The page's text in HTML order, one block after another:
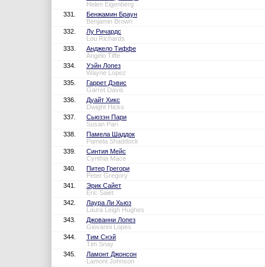
Helen Eigenberg
331.
Бенжамин Браун
Benjamin Brown
332.
Лу Ричардс
Lou Richards
333.
Анджело Тиффе
Angelo Tiffe
334.
Уэйн Лопез
Wayne Lopez
335.
Гаррет Дэвис
Garret Davis
336.
Дуайт Хикс
Dwight Hicks
337.
Сьюзэн Пари
Susan Pari
338.
Памела Шаддок
Pamela Shaddock
339.
Синтия Мейс
Cynthia Mace
340.
Питер Грегори
Peter Gregory
341.
Эрик Сайет
Eric Saiet
342.
Лаура Ли Хьюз
Laura Leigh Hughes
343.
Джованни Лопез
Giovanni Lopes
344.
Тим Снэй
Tim Snay
345.
Ламонт Джонсон
Lamont Johnson